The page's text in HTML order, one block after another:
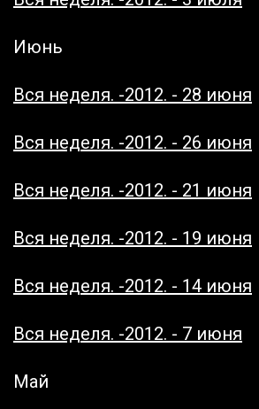
Июнь
Вся неделя. -2012. - 28 июня
Вся неделя. -2012. - 26 июня
Вся неделя. -2012. - 21 июня
Вся неделя. -2012. - 19 июня
Вся неделя. -2012. - 14 июня
Вся неделя. -2012. - 7 июня
Май